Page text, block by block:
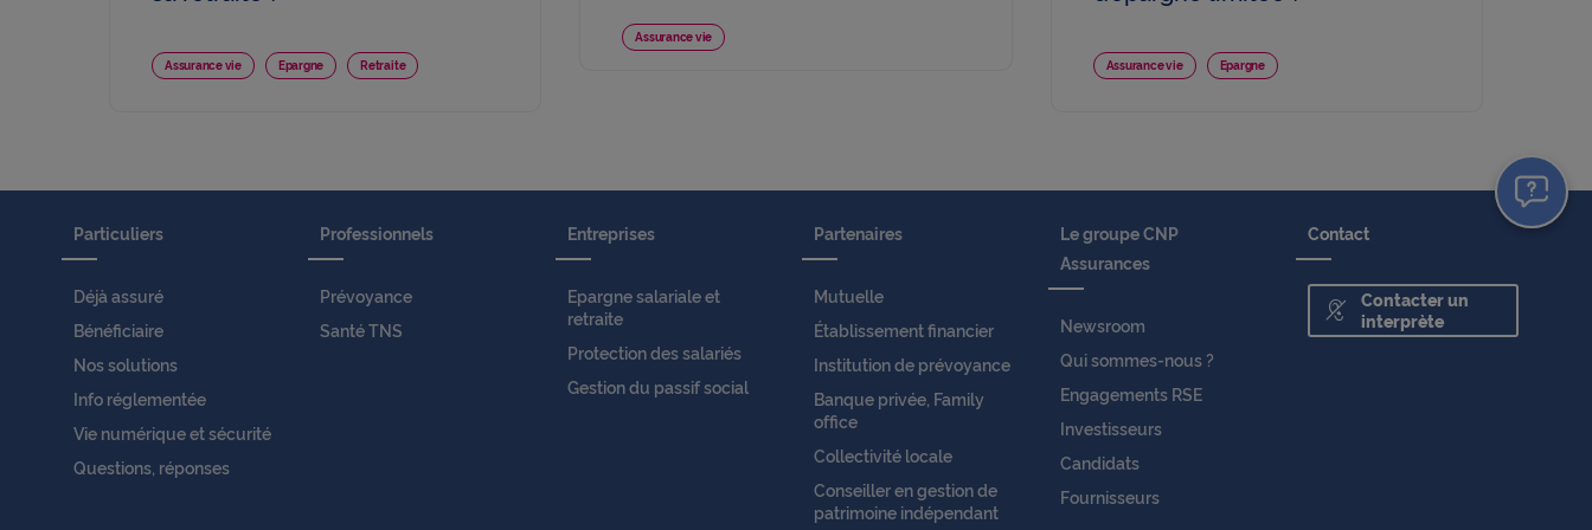
Assurance vie Epargne Retraite
Assurance vie
Assurance vie Epargne
Particuliers
Déjà assuré
Bénéficiaire
Nos solutions
Info réglementée
Vie numérique et sécurité
Questions, réponses
Professionnels
Prévoyance
Santé TNS
Entreprises
Epargne salariale et
retraite
Protection des salariés
Gestion du passif social
Partenaires
Mutuelle
Établissement financier
Institution de prévoyance
Banque privée, Family
office
Collectivité locale
Conseiller en gestion de
patrimoine indépendant
Le groupe CNP
Assurances
Newsroom
Qui sommes-nous ?
Engagements RSE
Investisseurs
Candidats
Fournisseurs
Contact
Contacter un
interprète